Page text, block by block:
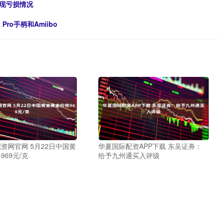
亏损情况
Pro手柄和Amiibo
网官网 5月22日中国黄
元/克
华夏国际配资APP下载 东吴证券：
给予九州通买入评级